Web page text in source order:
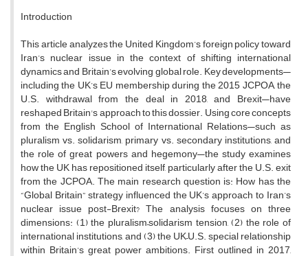
Introduction
This article analyzes the United Kingdom’s foreign policy toward
Iran’s nuclear issue in the context of shifting international
dynamics and Britain’s evolving global role. Key developments—
including the UK’s EU membership during the 2015 JCPOA, the
U.S. withdrawal from the deal in 2018, and Brexit—have
reshaped Britain's approach to this dossier. Using core concepts
from the English School of International Relations—such as
pluralism vs. solidarism, primary vs. secondary institutions, and
the role of great powers and hegemony—the study examines
how the UK has repositioned itself, particularly after the U.S. exit
from the JCPOA. The main research question is: How has the
“Global Britain” strategy influenced the UK’s approach to Iran’s
nuclear issue post-Brexit? The analysis focuses on three
dimensions: (1) the pluralism–solidarism tension, (2) the role of
international institutions, and (3) the UK–U.S. special relationship
within Britain’s great power ambitions. First outlined in 2017,